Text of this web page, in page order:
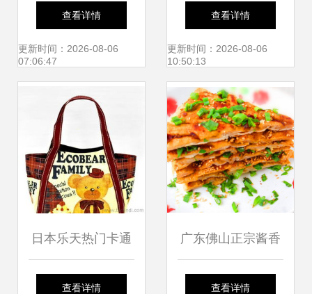
香酱饼袋里的独家
风味
查看详情
更新时间：2026-08-06
07:06:47
嚼越香，做法非常
简单
查看详情
更新时间：2026-08-06
10:50:13
日本乐天热门卡通
苏格兰小熊妈咪包
查看详情
广东佛山正宗酱香
饼技术培训 从和面
查看详情